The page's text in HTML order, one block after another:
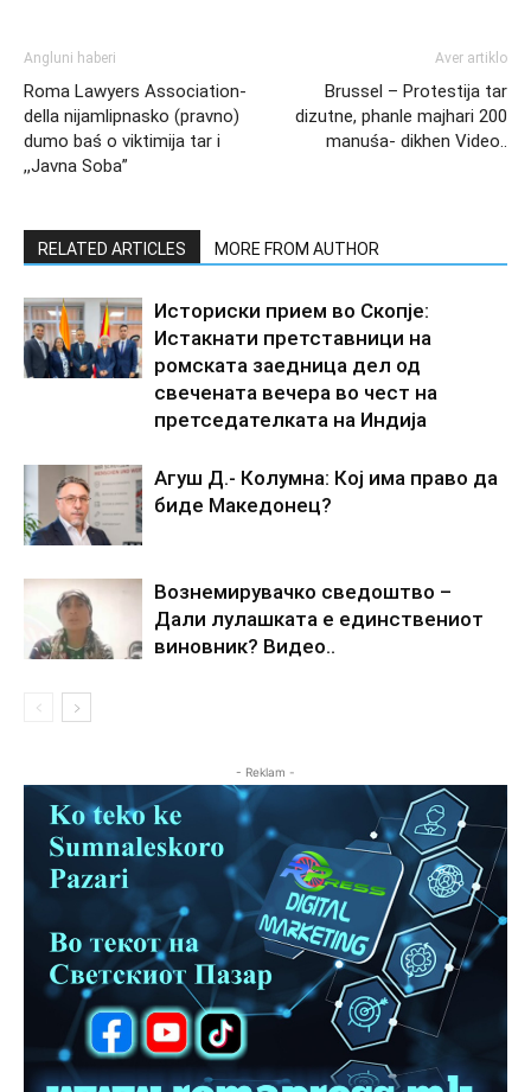
Angluni haberi
Roma Lawyers Association-
della nijamlipnasko (pravno)
dumo baś o viktimija tar i
,,Javna Soba”
Aver artiklo
Brussel – Protestija tar
dizutne, phanle majhari 200
manuśa- dikhen Video..
RELATED ARTICLES MORE FROM AUTHOR
Историски прием во Скопје:
Истакнати претставници на
ромската заедница дел од
свечената вечера во чест на
претседателката на Индија
Агуш Д.- Колумна: Кој има право да
биде Македонец?
Вознемирувачко сведоштво –
Дали лулашката е единствениот
виновник? Видео..
- Reklam -